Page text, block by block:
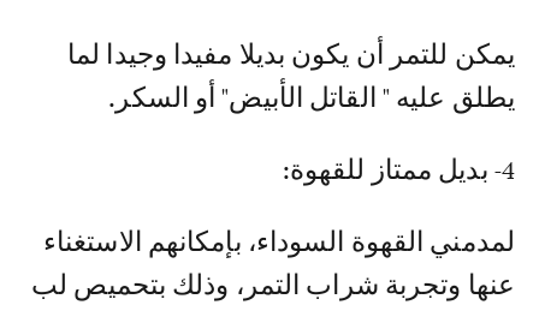
يمكن للتمر أن يكون بديلا مفيدا وجيدا لما
يطلق عليه " القاتل الأبيض" أو السكر.
4- بديل ممتاز للقهوة:
لمدمني القهوة السوداء، بإمكانهم الاستغناء
عنها وتجربة شراب التمر، وذلك بتحميص لب